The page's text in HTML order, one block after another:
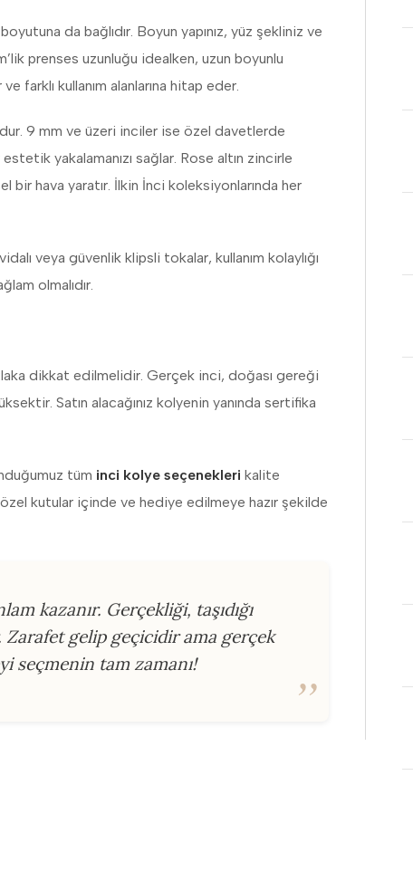
da bağlıdır. Boyun yapınız, yüz şekliniz ve
prenses uzunluğu idealken, uzun boyunlu
farklı kullanım alanlarına hitap eder.
9 mm ve üzeri inciler ise özel davetlerde
yakalamanızı sağlar. Rose altın zincirle
hava yaratır. İlkin İnci koleksiyonlarında her
veya güvenlik klipsli tokalar, kullanım kolaylığı
olmalıdır.
dikkat edilmelidir. Gerçek inci, doğası gereği
Satın alacağınız kolyenin yanında sertifika
tüm inci kolye seçenekleri kalite
özel kutular içinde ve hediye edilmeye hazır şekilde
kazanır. Gerçekliği, taşıdığı
Zarafet gelip geçicidir ama gerçek
seçmenin tam zamanı!